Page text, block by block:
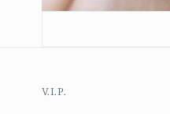
V.I.P.